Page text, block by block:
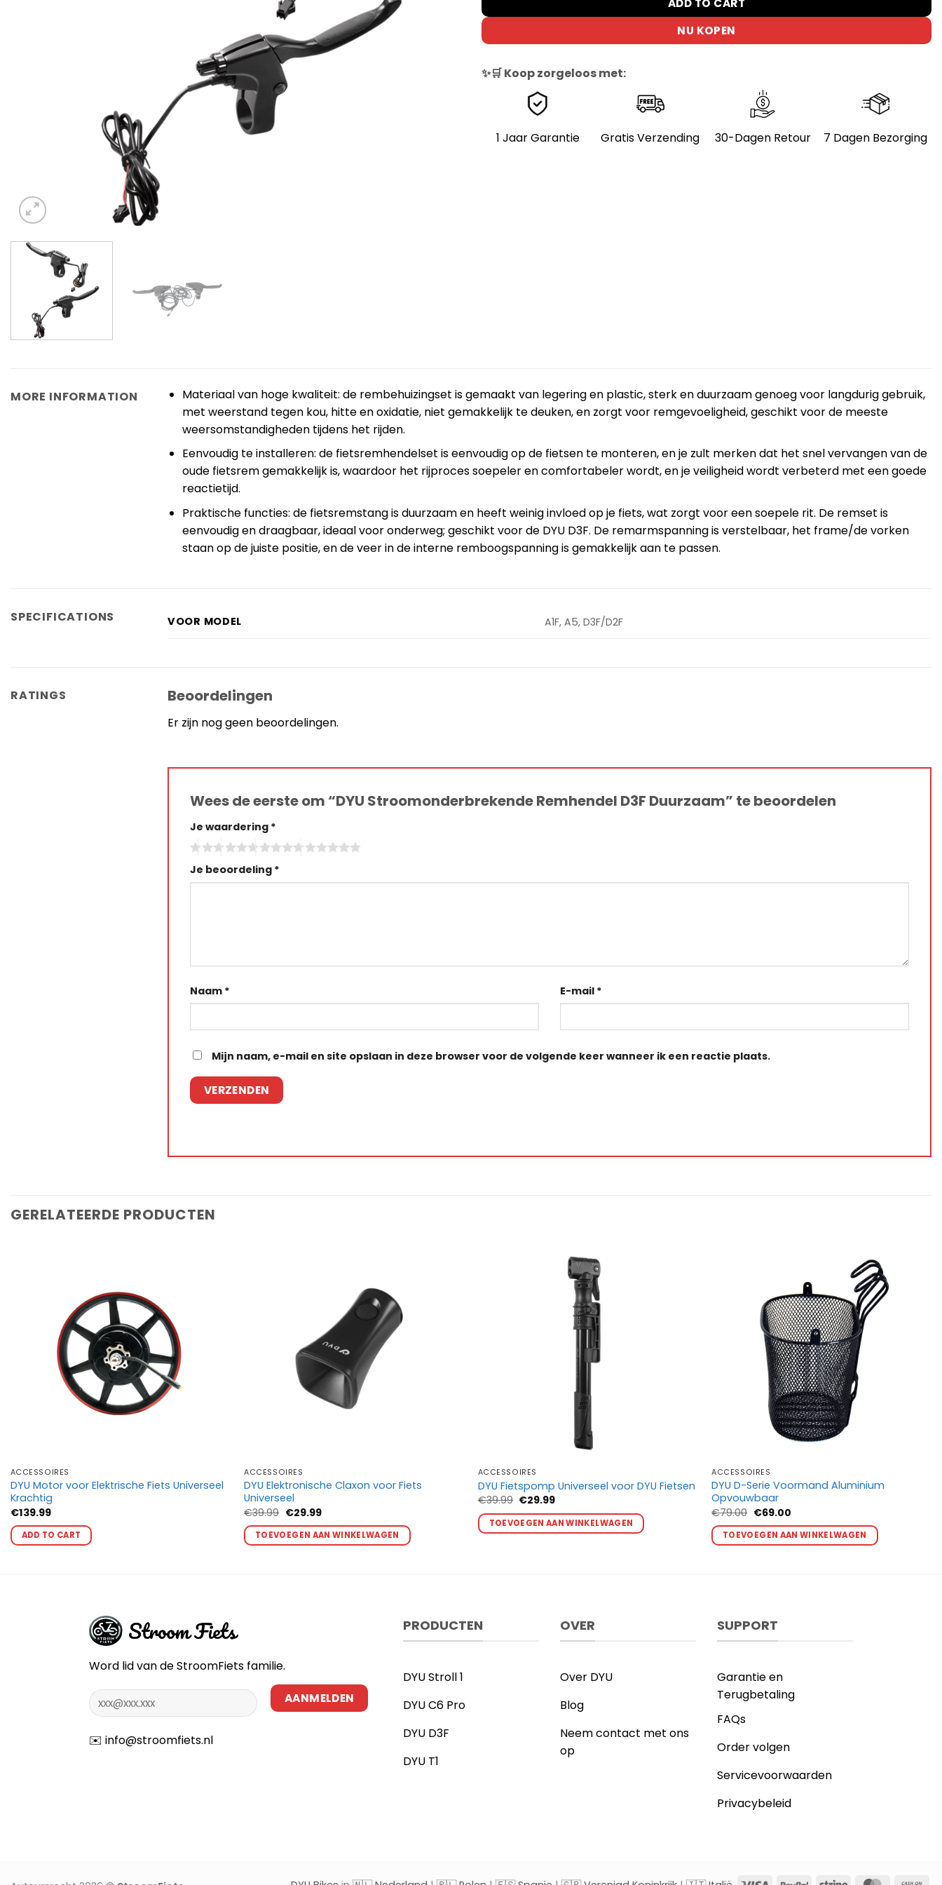
ADD TO CART
NU KOPEN
✨🛒 Koop zorgeloos met:
1 Jaar Garantie Gratis Verzending 30-Dagen Retour 7 Dagen Bezorging
MORE INFORMATION
Materiaal van hoge kwaliteit: de rembehuizingset is gemaakt van legering en plastic, sterk en duurzaam genoeg voor langdurig gebruik,
met weerstand tegen kou, hitte en oxidatie, niet gemakkelijk te deuken, en zorgt voor remgevoeligheid, geschikt voor de meeste
weersomstandigheden tijdens het rijden.
Eenvoudig te installeren: de fietsremhendelset is eenvoudig op de fietsen te monteren, en je zult merken dat het snel vervangen van de
oude fietsrem gemakkelijk is, waardoor het rijproces soepeler en comfortabeler wordt, en je veiligheid wordt verbeterd met een goede
reactietijd.
Praktische functies: de fietsremstang is duurzaam en heeft weinig invloed op je fiets, wat zorgt voor een soepele rit. De remset is
eenvoudig en draagbaar, ideaal voor onderweg; geschikt voor de DYU D3F. De remarmspanning is verstelbaar, het frame/de vorken
staan op de juiste positie, en de veer in de interne remboogspanning is gemakkelijk aan te passen.
SPECIFICATIONS VOOR MODEL A1F, A5, D3F/D2F
RATINGS Beoordelingen
Er zijn nog geen beoordelingen.
Wees de eerste om “DYU Stroomonderbrekende Remhendel D3F Duurzaam” te beoordelen
Je waardering *
Je beoordeling *
Naam * E-mail *
Mijn naam, e-mail en site opslaan in deze browser voor de volgende keer wanneer ik een reactie plaats.
GERELATEERDE PRODUCTEN
ACCESSOIRES
DYU Motor voor Elektrische Fiets Universeel
Krachtig
€139.99
ADD TO CART
optie
kan
worden
de
productpagina
ACCESSOIRES
DYU Elektronische Claxon voor Fiets
Universeel
€39.99 Oorspronkelijke
was:
€39.99.
€29.99Huidige
is:
€29.99.
TOEVOEGEN AAN WINKELWAGEN
ACCESSOIRES
DYU Fietspomp Universeel voor DYU Fietsen
€39.99 Oorspronkelijke
was:
€39.99.
€29.99Huidige
is:
€29.99.
TOEVOEGEN AAN WINKELWAGEN
ACCESSOIRES
DYU D-Serie Voormand Aluminium
Opvouwbaar
€79.00 Oorspronkelijke
was:
€79.00.
€69.00Huidige
is:
€69.00.
TOEVOEGEN AAN WINKELWAGEN
Word lid van de StroomFiets familie.
✉️ info@stroomfiets.nl
PRODUCTEN
DYU Stroll 1
DYU C6 Pro
DYU D3F
DYU T1
OVER
Over DYU
Blog
Neem contact met ons
op
SUPPORT
Garantie en
Terugbetaling
FAQs
Order volgen
Servicevoorwaarden
Privacybeleid